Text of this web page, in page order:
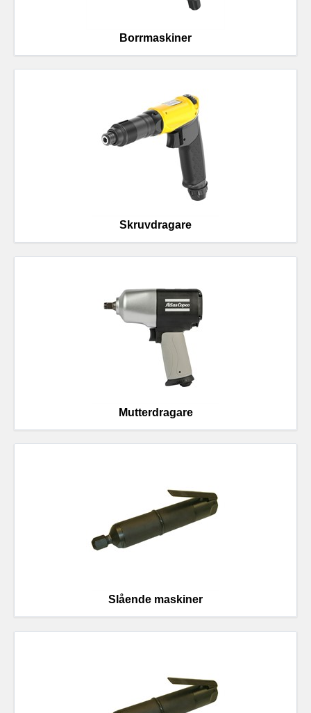
Borrmaskiner
Skruvdragare
Mutterdragare
Slående maskiner